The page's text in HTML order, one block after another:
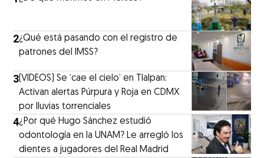
2¿Qué está pasando con el registro de
patrones del IMSS?
3(VIDEOS) Se ‘cae el cielo’ en Tlalpan:
Activan alertas Púrpura y Roja en CDMX
por lluvias torrenciales
4¿Por qué Hugo Sánchez estudió
odontología en la UNAM? Le arregló los
dientes a jugadores del Real Madrid